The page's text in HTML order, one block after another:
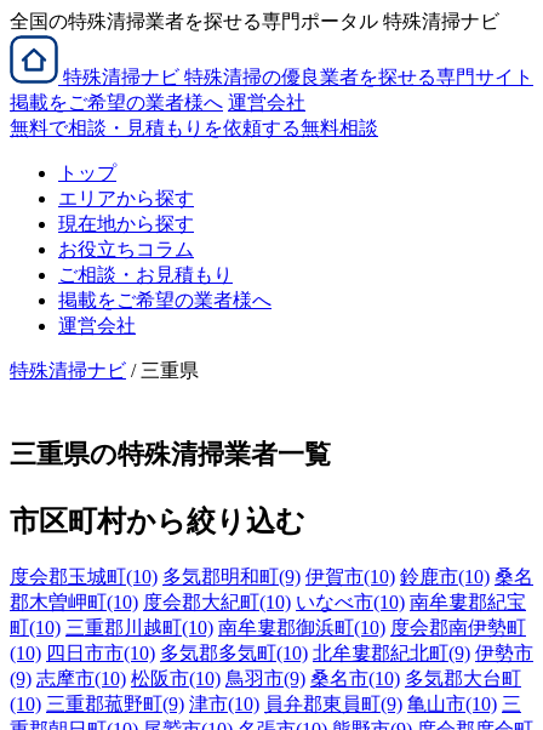
全国の特殊清掃業者を探せる専門ポータル 特殊清掃ナビ
特殊清掃ナビ 特殊清掃の優良業者を探せる専門サイト
掲載をご希望の業者様へ 運営会社
無料で相談・見積もりを依頼する無料相談
トップ
エリアから探す
現在地から探す
お役立ちコラム
ご相談・お見積もり
掲載をご希望の業者様へ
運営会社
特殊清掃ナビ / 三重県
三重県の特殊清掃業者一覧
市区町村から絞り込む
度会郡玉城町(10) 多気郡明和町(9) 伊賀市(10) 鈴鹿市(10) 桑名
郡木曽岬町(10) 度会郡大紀町(10) いなべ市(10) 南牟婁郡紀宝
町(10) 三重郡川越町(10) 南牟婁郡御浜町(10) 度会郡南伊勢町
(10) 四日市市(10) 多気郡多気町(10) 北牟婁郡紀北町(9) 伊勢市
(9) 志摩市(10) 松阪市(10) 鳥羽市(9) 桑名市(10) 多気郡大台町
(10) 三重郡菰野町(9) 津市(10) 員弁郡東員町(9) 亀山市(10) 三